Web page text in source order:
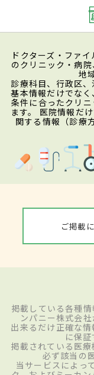
ドクターズ・ファ
のクリニック・病
地
診療科目、行政区
基本情報だけでな
条件に合ったクリ
ます。 医院情報だ
関する情報（診療
ご掲載
掲載している各種
ンパニー株式会
出来るだけ正確な
に保
掲載されている医
必ず該当の
当サービスによっ